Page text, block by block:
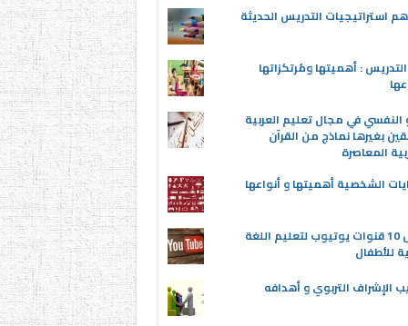
استراتيجيات التدريس الحديثة
: أهميتها ومُرتكزاتها
النفسي في مجال تعليم العربية
بغيرها نماذج من القرآن
المعاصرة
الشخصية أهميتها و أنواعها
أفضل 10 قنوات يوتيوب لتعليم اللغة
للأطفال
الإشراف التربوي و أهدافه